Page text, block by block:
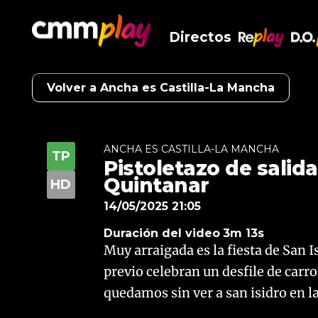
Directos
Volver a Ancha es Castilla-La Mancha
ANCHA ES CASTILLA-LA MANCHA
Pistoletazo de
Quintanar
14/05/2025 21:05
Duración del video 3m 13s
Muy arraigada es la fiesta de San
previo celebran un desfile de
quedamos sin ver a san isidro en